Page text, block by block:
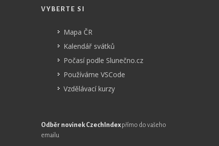
VYBERTE SI
Mapa ČR
Kalendář svátků
Počasí podle Slunečno.cz
Používáme VSCode
Vzdělávací kurzy
Odběr novinek CzechIndex přímo do vašeho
emailu